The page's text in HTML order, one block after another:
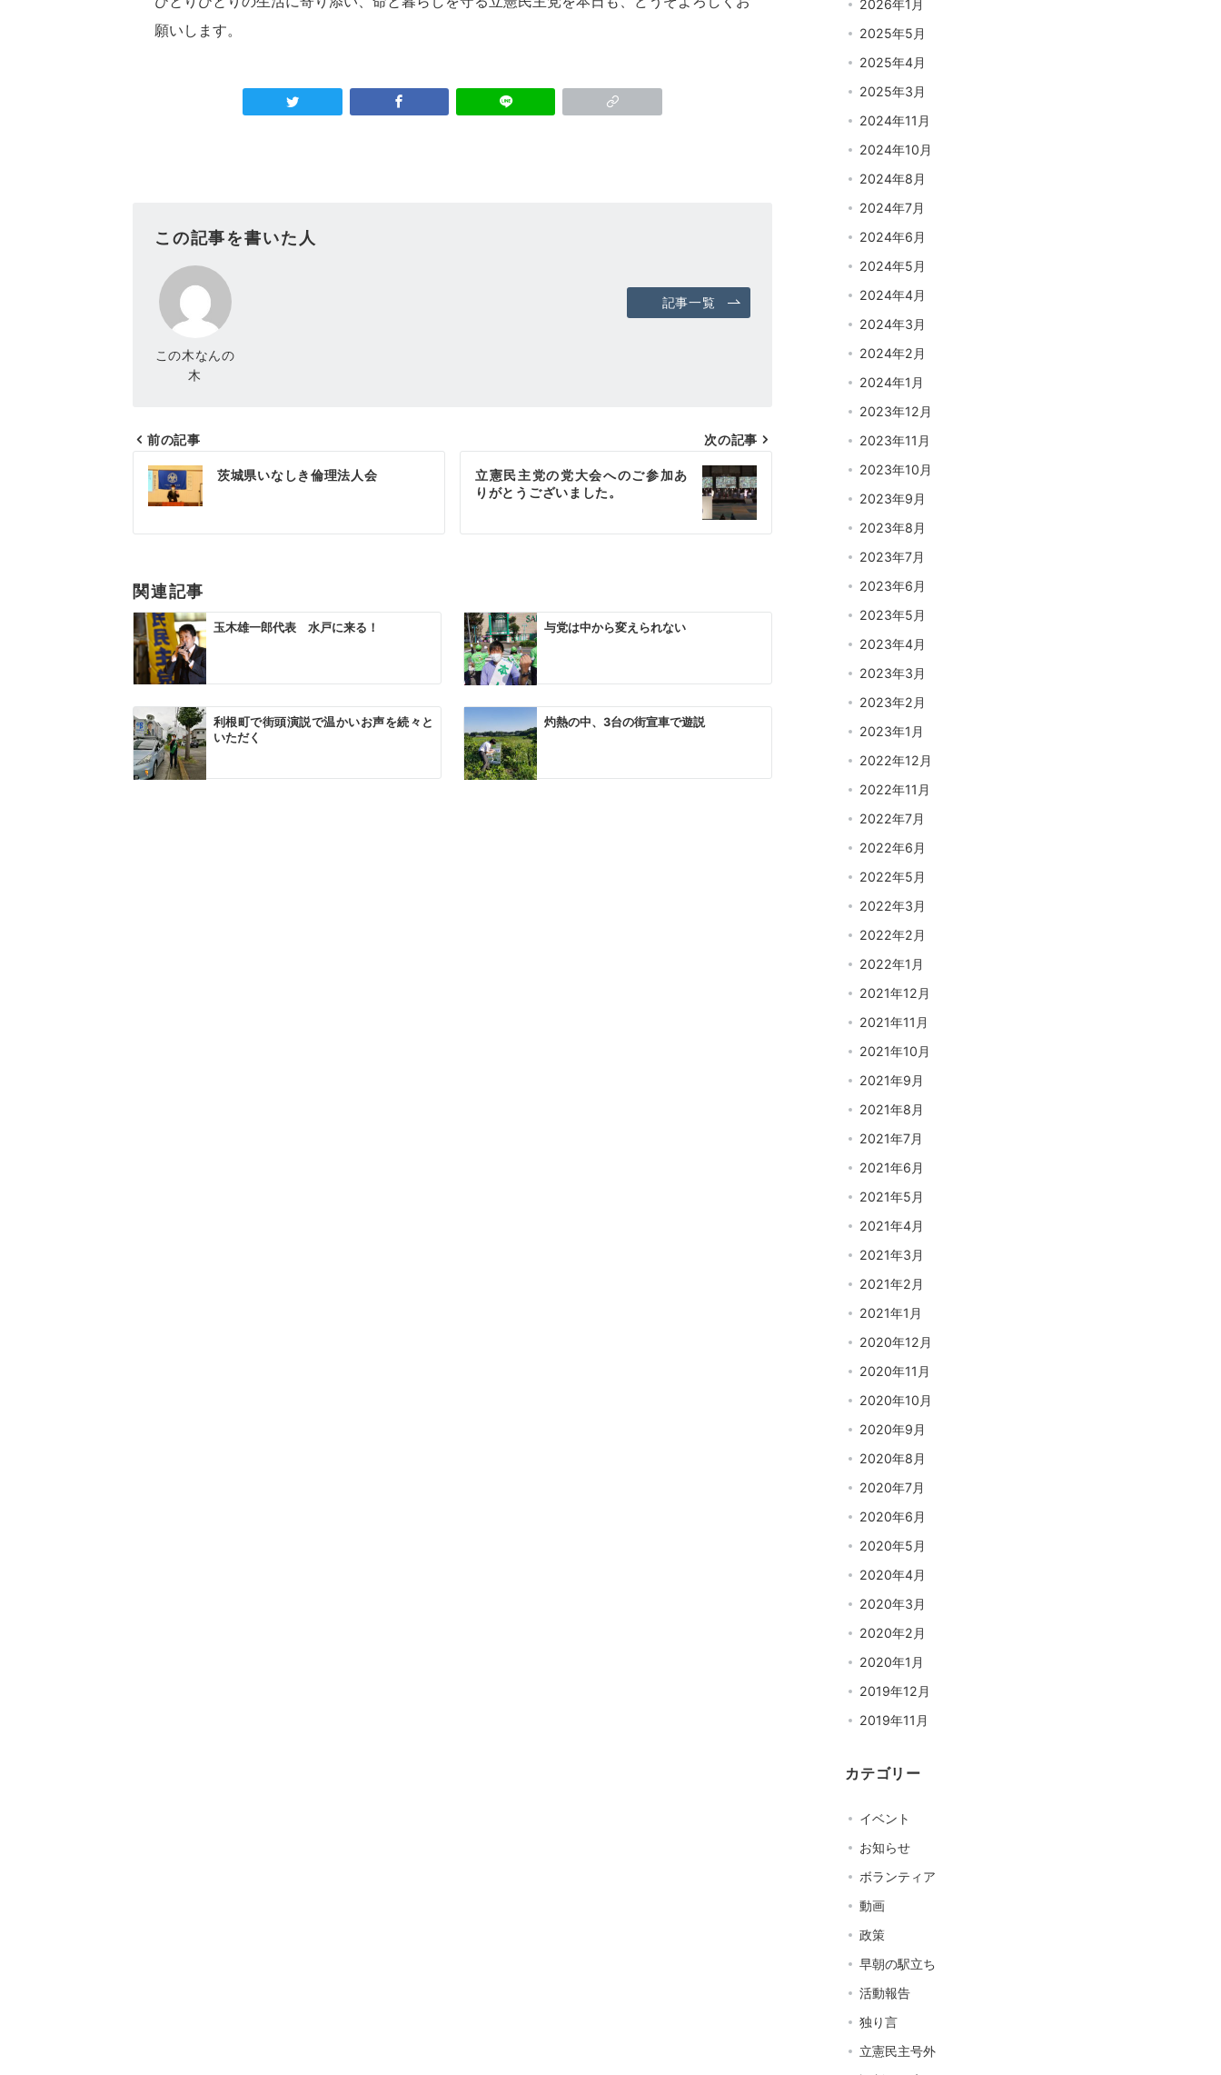
願いします。
この記事を書いた人
この木なんの
木
記事一覧
投
稿
ゲ
ー
シ
ョ
ン
前の記事
茨城県いなしき倫理法人会
次の記事
立憲民主党の党大会へのご参加あ
りがとうございました。
関連記事
玉木雄一郎代表 水戸に来る！ 与党は中から変えられない
利根町で街頭演説で温かいお声を続々と
いただく
灼熱の中、3台の街宣車で遊説
2026年1月
2025年5月
2025年4月
2025年3月
2024年11月
2024年10月
2024年8月
2024年7月
2024年6月
2024年5月
2024年4月
2024年3月
2024年2月
2024年1月
2023年12月
2023年11月
2023年10月
2023年9月
2023年8月
2023年7月
2023年6月
2023年5月
2023年4月
2023年3月
2023年2月
2023年1月
2022年12月
2022年11月
2022年7月
2022年6月
2022年5月
2022年3月
2022年2月
2022年1月
2021年12月
2021年11月
2021年10月
2021年9月
2021年8月
2021年7月
2021年6月
2021年5月
2021年4月
2021年3月
2021年2月
2021年1月
2020年12月
2020年11月
2020年10月
2020年9月
2020年8月
2020年7月
2020年6月
2020年5月
2020年4月
2020年3月
2020年2月
2020年1月
2019年12月
2019年11月
カテゴリー
イベント
お知らせ
ボランティア
動画
政策
早朝の駅立ち
活動報告
独り言
立憲民主号外